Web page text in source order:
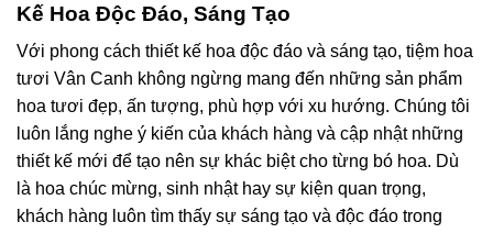
Kế Hoa Độc Đáo, Sáng Tạo
Với phong cách thiết kế hoa độc đáo và sáng tạo, tiệm hoa
tươi Vân Canh không ngừng mang đến những sản phẩm
hoa tươi đẹp, ấn tượng, phù hợp với xu hướng. Chúng tôi
luôn lắng nghe ý kiến của khách hàng và cập nhật những
thiết kế mới để tạo nên sự khác biệt cho từng bó hoa. Dù
là hoa chúc mừng, sinh nhật hay sự kiện quan trọng,
khách hàng luôn tìm thấy sự sáng tạo và độc đáo trong